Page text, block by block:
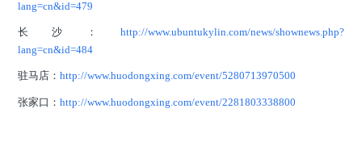
lang=cn&id=479
长沙： http://www.ubuntukylin.com/news/shownews.php?
lang=cn&id=484
驻马店：http://www.huodongxing.com/event/5280713970500
张家口：http://www.huodongxing.com/event/2281803338800